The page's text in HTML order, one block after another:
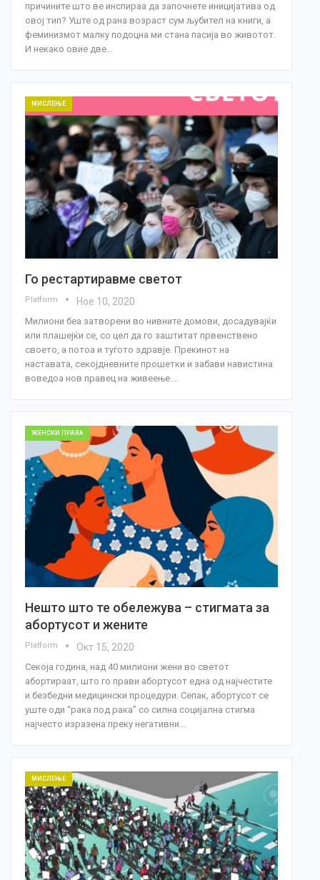
причините што ве инспираа да започнете иницијатива од
овој тип? Уште од рана возраст сум љубител на книги, а
феминизмот малку подоцна ми стана пасија во животот.
И некако овие две…
МИСЛЕЊЕ
Го рестартиравме светот
Platform Ное 10, 2020
Милиони беа затворени во нивните домови, досадувајќи
или плашејќи се, со цел да го заштитат првенствено
своето, а потоа и туѓото здравје. Прекинот на
наставата, секојдневните прошетки и забави навистина
воведоа нов правец на живеење.…
ЖЕНСКИ ПРАВА
Нешто што те обележува – стигмата за
абортусот и жените
Platform Окт 15, 2020
Секоја година, над 40 милиони жени во светот
абортираат, што го прави абортусот една од најчестите
и безбедни медицински процедури. Сепак, абортусот се
уште оди “рака под рака” со силна социјална стигма
најчесто изразена преку негативни…
МИСЛЕЊЕ